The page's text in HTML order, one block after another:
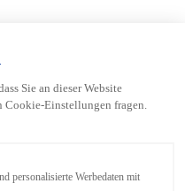
navigation
Systeme
Inside Machining